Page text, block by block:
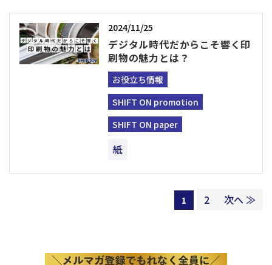
2024/11/25
デジタル時代だからこそ響く印
刷物の魅力とは？
お役立ち情報
SHIFT ON promotion
SHIFT ON paper
紙
1 2 次へ ≫